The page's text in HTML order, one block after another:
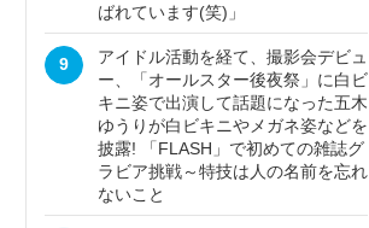
ばれています(笑)」
9
アイドル活動を経て、撮影会デビュ
ー、「オールスター後夜祭」に白ビ
キニ姿で出演して話題になった五木
ゆうりが白ビキニやメガネ姿などを
披露! 「FLASH」で初めての雑誌グ
ラビア挑戦～特技は人の名前を忘れ
ないこと